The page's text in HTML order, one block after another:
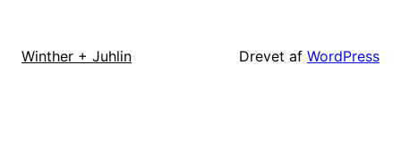
Winther + Juhlin Drevet af WordPress